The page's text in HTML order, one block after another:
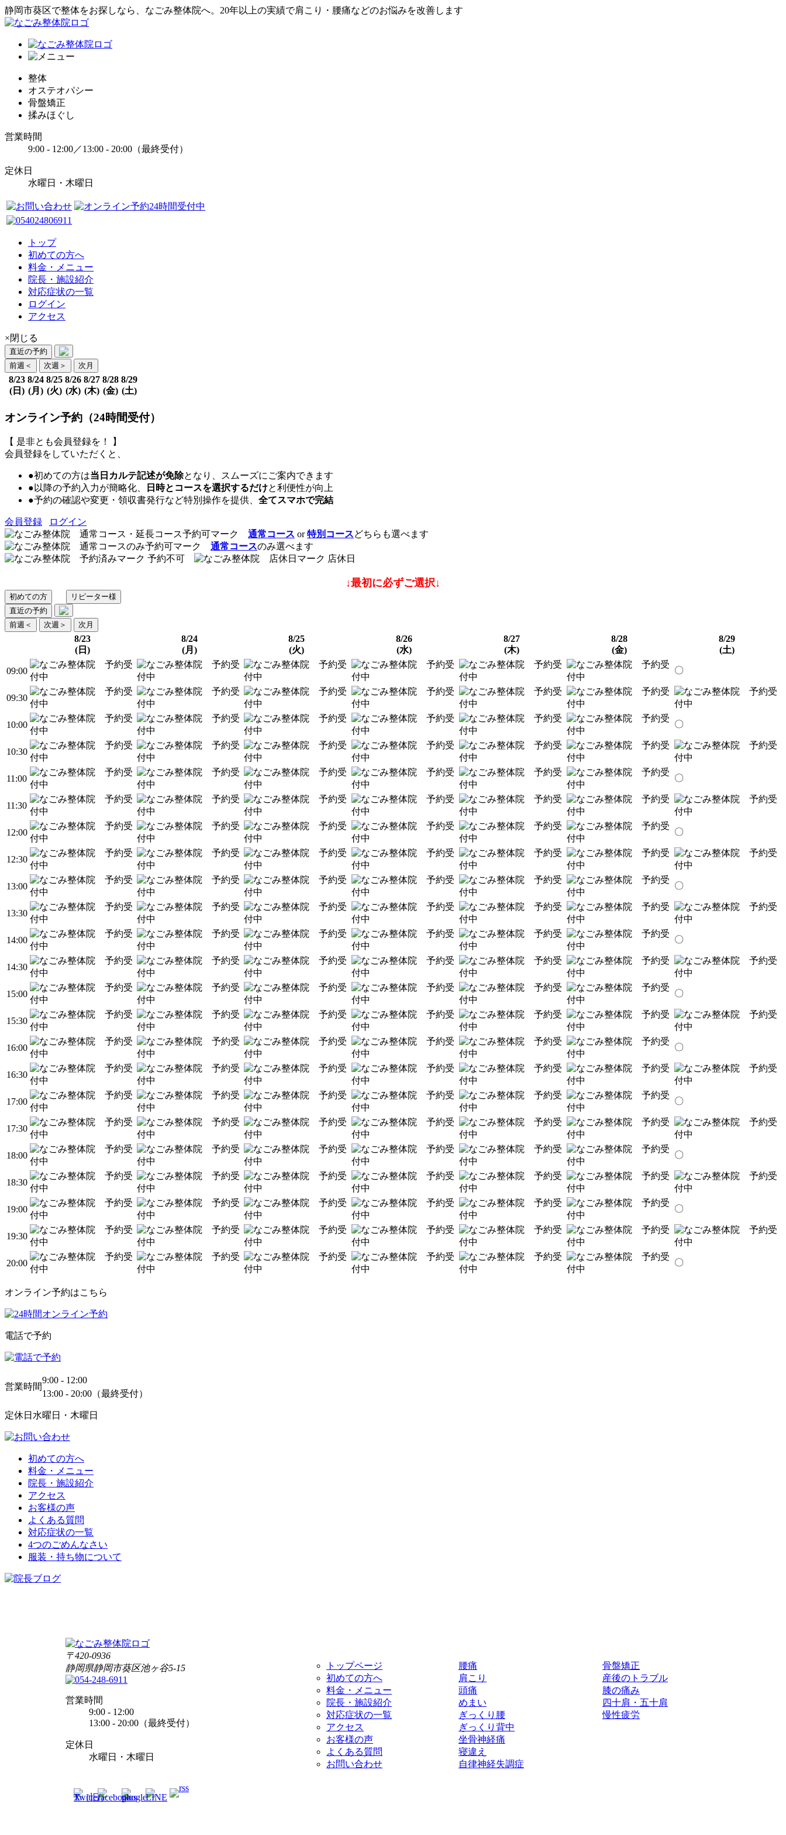
静岡市葵区で整体をお探しなら、なごみ整体院へ。20年以上の実績で肩こり・腰痛などのお悩みを改善します
整体
オステオパシー
骨盤矯正
揉みほぐし
営業時間
9:00 - 12:00／13:00 - 20:00（最終受付）
定休日
水曜日・木曜日
トップ
初めての方へ
料金・メニュー
院長・施設紹介
対応症状の一覧
ログイン
アクセス
×閉じる
直近の予約
前週 ＜ 次週 ＞ 次月
8/23
(日)
8/24
(月)
8/25
(火)
8/26
(水)
8/27
(木)
8/28
(金)
8/29
(土)
オンライン予約（24時間受付）
【 是非とも会員登録を！ 】
会員登録をしていただくと、
●初めての方は当日カルテ記述が免除となり、スムーズにご案内できます
●以降の予約入力が簡略化、
日時とコースを選択するだけと利便性が向上
●予約の確認や変更・領収書発行など特別操作を提供、 全てスマホで完結
会員登録
ログイン
通常コース or特別コースどちらも選べます
通常コースのみ選べます
予約不可
店休日
↓最初に必ずご選択↓
初めての方
リピーター様
直近の予約
前週 ＜ 次週 ＞ 次月
8/23
(日)
8/24
(月)
8/25
(火)
8/26
(水)
8/27
(木)
8/28
(金)
8/29
(土)
09:00 〇
09:30
10:00 〇
10:30
11:00 〇
11:30
12:00 〇
12:30
13:00 〇
13:30
14:00 〇
14:30
15:00 〇
15:30
16:00 〇
16:30
17:00 〇
17:30
18:00 〇
18:30
19:00 〇
19:30
20:00 〇
オンライン予約はこちら
電話で予約
営業時間
9:00 - 12:00
13:00 - 20:00（最終受付）
定休日 水曜日・木曜日
初めての方へ
料金・メニュー
院長・施設紹介
アクセス
お客様の声
よくある質問
対応症状の一覧
4つのごめんなさい
服装・持ち物について
〒420-0936
静岡県静岡市葵区池ヶ谷5-15
営業時間
9:00 - 12:00
13:00 - 20:00（最終受付）
定休日
水曜日・木曜日
トップページ
初めての方へ
料金・メニュー
院長・施設紹介
対応症状の一覧
アクセス
お客様の声
よくある質問
お問い合わせ
腰痛
肩こり
頭痛
めまい
ぎっくり腰
ぎっくり背中
坐骨神経痛
寝違え
自律神経失調症
骨盤矯正
産後のトラブル
膝の痛み
四十肩・五十肩
慢性疲労